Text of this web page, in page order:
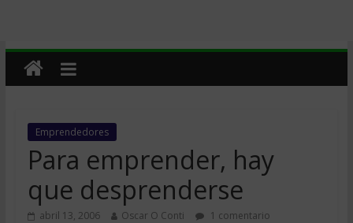
Emprendedores
Para emprender, hay
que desprenderse
abril 13, 2006 Oscar O Conti 1 comentario